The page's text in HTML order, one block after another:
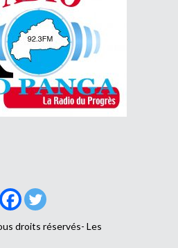
droits réservés- Les